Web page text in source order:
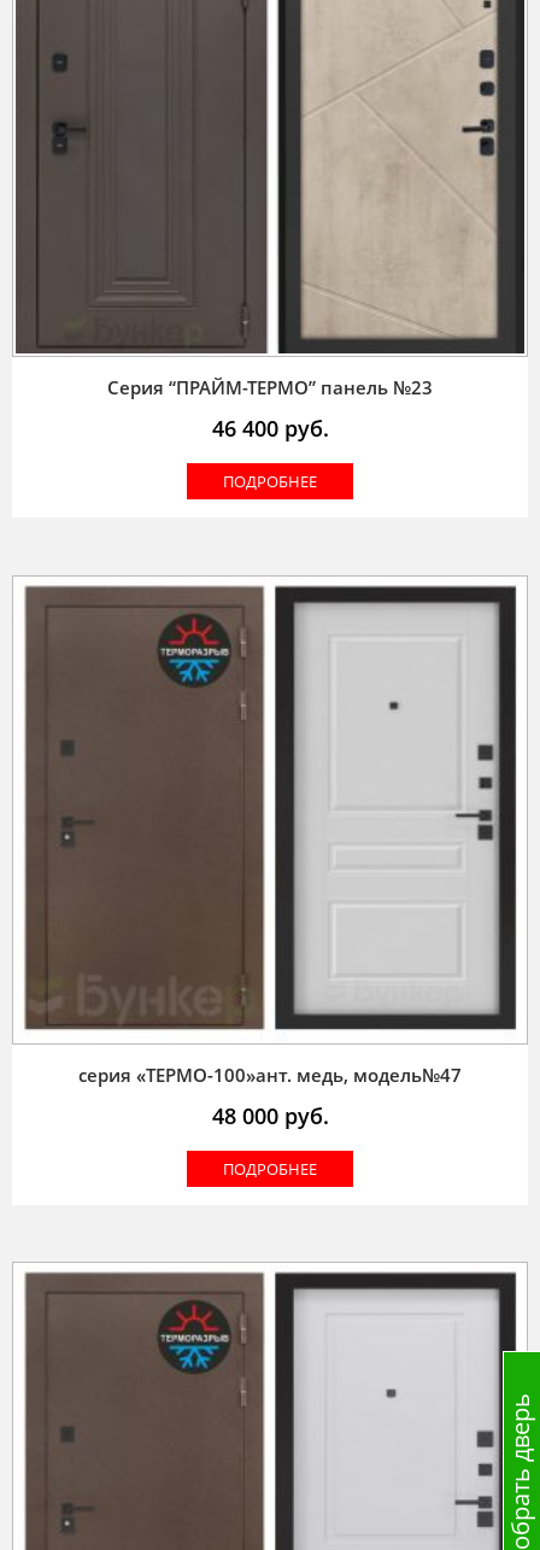
Серия “ПРАЙМ-ТЕРМО” панель №23
46 400руб.
ПОДРОБНЕЕ
серия «ТЕРМО-100»ант. медь, модель№47
48 000руб.
ПОДРОБНЕЕ
Подобрать дверь